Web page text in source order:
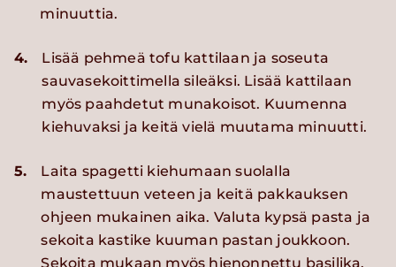
minuuttia.
4.
Lisää pehmeä tofu kattilaan ja soseuta
sauvasekoittimella sileäksi. Lisää kattilaan
myös paahdetut munakoisot. Kuumenna
kiehuvaksi ja keitä vielä muutama minuutti.
5.
Laita spagetti kiehumaan suolalla
maustettuun veteen ja keitä pakkauksen
ohjeen mukainen aika. Valuta kypsä pasta ja
sekoita kastike kuuman pastan joukkoon.
Sekoita mukaan myös hienonnettu basilika.